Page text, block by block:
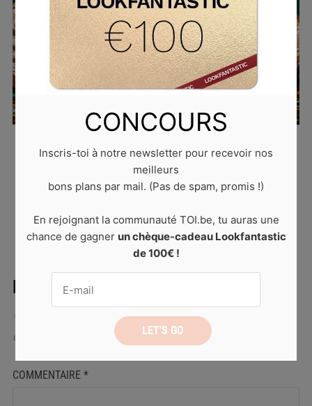
italiens à essayer au moins une fois dans sa vie
Trackbacks are closed, but you can
post a comment
LAISSER UN COMMENTAIRE
Votre adresse de messagerie ne sera pas publiée.
champs obligatoires sont indiqués avec
COMMENTAIRE *
CONCOURS
Inscris-toi à notre newsletter pour recevoir nos
meilleurs
bons plans par mail. (Pas de spam, promis !)
En rejoignant la communauté TOI.be, tu auras une
chance de gagner un chèque-cadeau Lookfantastic
de 100€ !